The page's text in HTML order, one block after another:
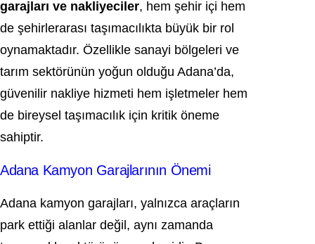
garajları ve nakliyeciler, hem şehir içi hem
de şehirlerarası taşımacılıkta büyük bir rol
oynamaktadır. Özellikle sanayi bölgeleri ve
tarım sektörünün yoğun olduğu Adana’da,
güvenilir nakliye hizmeti hem işletmeler hem
de bireysel taşımacılık için kritik öneme
sahiptir.
Adana Kamyon Garajlarının Önemi
Adana kamyon garajları, yalnızca araçların
park ettiği alanlar değil, aynı zamanda